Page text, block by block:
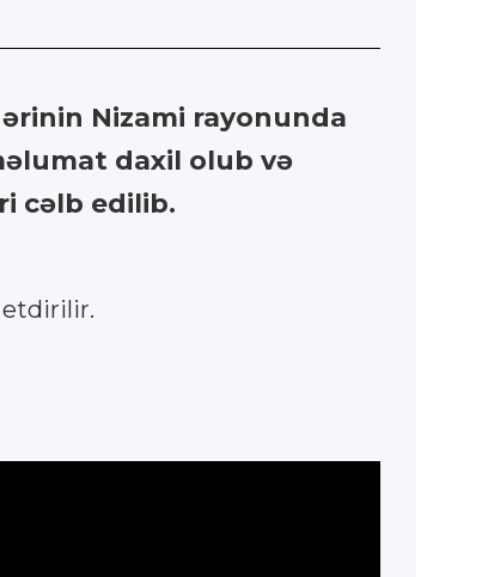
Nizami rayonunda
daxil olub və
cəlb edilib.
etdirilir.